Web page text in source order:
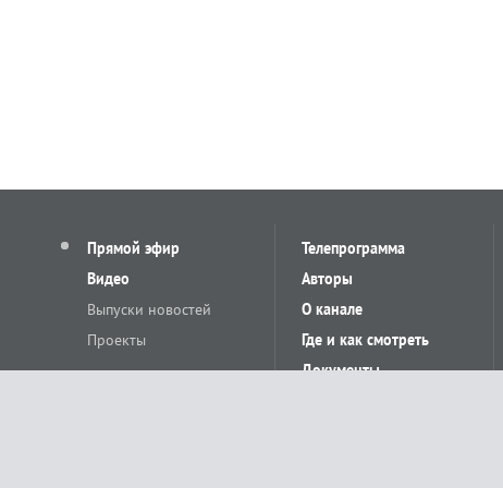
Прямой эфир
Видео
Выпуски новостей
Проекты
Телепрограмма
Авторы
О канале
Где и как смотреть
Документы